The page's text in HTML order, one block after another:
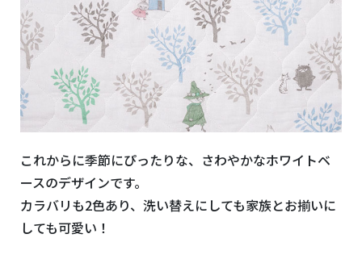
これからに季節にぴったりな、さわやかなホワイトベ
ースのデザインです。
カラバリも2色あり、洗い替えにしても家族とお揃いに
しても可愛い！